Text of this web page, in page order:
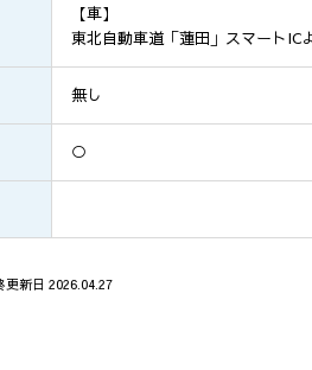
【車】
東北自動車道「蓮田」スマートIC
無し
○
新日 2026.04.27